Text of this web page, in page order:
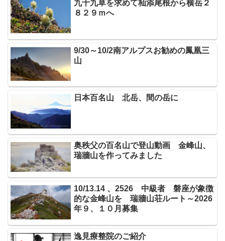
九十九草を求めて杣添尾根から横岳２
８２９ｍへ
9/30～10/2南アルプスお勧めの鳳凰三
山
日本百名山 北岳、間の岳に
奥秩父の百名山で登山動画 金峰山、
瑞牆山を作ってみました
10/13.14 、2526 中級者 磐座が象徴
的な金峰山を 瑞牆山荘ルート～2026
年９、１０月募集
逸見療整院のご紹介